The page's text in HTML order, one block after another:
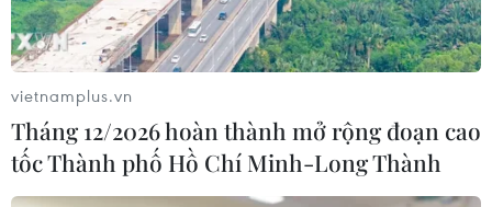
Xem thêm
vietnamplus.vn
Tháng 12/2026 hoàn thành mở rộng đoạn cao
tốc Thành phố Hồ Chí Minh-Long Thành